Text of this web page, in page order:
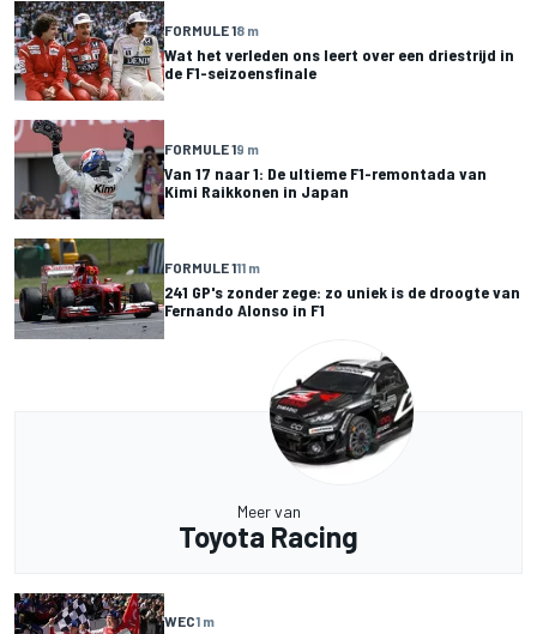
FORMULE 18 m
Wat het verleden ons leert over een driestrijd in
de F1-seizoensfinale
FORMULE 19 m
Van 17 naar 1: De ultieme F1-remontada van
Kimi Raikkonen in Japan
FORMULE 111 m
241 GP's zonder zege: zo uniek is de droogte van
Fernando Alonso in F1
Meer van
Toyota Racing
WEC1 m